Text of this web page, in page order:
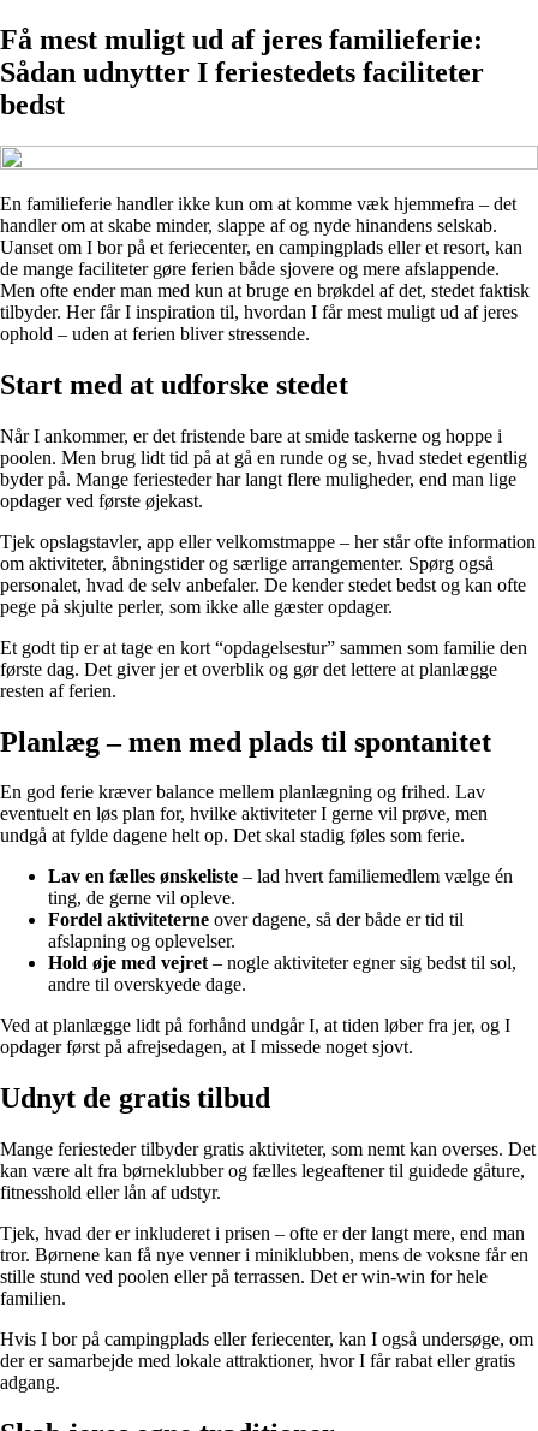
Få mest muligt ud af jeres familieferie:
Sådan udnytter I feriestedets faciliteter
bedst
En familieferie handler ikke kun om at komme væk hjemmefra – det
handler om at skabe minder, slappe af og nyde hinandens selskab.
Uanset om I bor på et feriecenter, en campingplads eller et resort, kan
de mange faciliteter gøre ferien både sjovere og mere afslappende.
Men ofte ender man med kun at bruge en brøkdel af det, stedet faktisk
tilbyder. Her får I inspiration til, hvordan I får mest muligt ud af jeres
ophold – uden at ferien bliver stressende.
Start med at udforske stedet
Når I ankommer, er det fristende bare at smide taskerne og hoppe i
poolen. Men brug lidt tid på at gå en runde og se, hvad stedet egentlig
byder på. Mange feriesteder har langt flere muligheder, end man lige
opdager ved første øjekast.
Tjek opslagstavler, app eller velkomstmappe – her står ofte information
om aktiviteter, åbningstider og særlige arrangementer. Spørg også
personalet, hvad de selv anbefaler. De kender stedet bedst og kan ofte
pege på skjulte perler, som ikke alle gæster opdager.
Et godt tip er at tage en kort “opdagelsestur” sammen som familie den
første dag. Det giver jer et overblik og gør det lettere at planlægge
resten af ferien.
Planlæg – men med plads til spontanitet
En god ferie kræver balance mellem planlægning og frihed. Lav
eventuelt en løs plan for, hvilke aktiviteter I gerne vil prøve, men
undgå at fylde dagene helt op. Det skal stadig føles som ferie.
Lav en fælles ønskeliste – lad hvert familiemedlem vælge én
ting, de gerne vil opleve.
Fordel aktiviteterne over dagene, så der både er tid til
afslapning og oplevelser.
Hold øje med vejret– nogle aktiviteter egner sig bedst til sol,
andre til overskyede dage.
Ved at planlægge lidt på forhånd undgår I, at tiden løber fra jer, og I
opdager først på afrejsedagen, at I missede noget sjovt.
Udnyt de gratis tilbud
Mange feriesteder tilbyder gratis aktiviteter, som nemt kan overses. Det
kan være alt fra børneklubber og fælles legeaftener til guidede gåture,
fitnesshold eller lån af udstyr.
Tjek, hvad der er inkluderet i prisen – ofte er der langt mere, end man
tror. Børnene kan få nye venner i miniklubben, mens de voksne får en
stille stund ved poolen eller på terrassen. Det er win-win for hele
familien.
Hvis I bor på campingplads eller feriecenter, kan I også undersøge, om
der er samarbejde med lokale attraktioner, hvor I får rabat eller gratis
adgang.